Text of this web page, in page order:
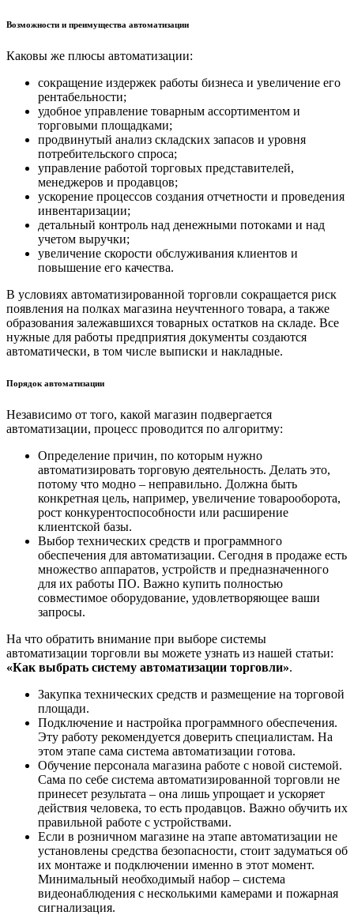
Возможности и преимущества автоматизации
Каковы же плюсы автоматизации:
сокращение издержек работы бизнеса и увеличение его
рентабельности;
удобное управление товарным ассортиментом и
торговыми площадками;
продвинутый анализ складских запасов и уровня
потребительского спроса;
управление работой торговых представителей,
менеджеров и продавцов;
ускорение процессов создания отчетности и проведения
инвентаризации;
детальный контроль над денежными потоками и над
учетом выручки;
увеличение скорости обслуживания клиентов и
повышение его качества.
В условиях автоматизированной торговли сокращается риск
появления на полках магазина неучтенного товара, а также
образования залежавшихся товарных остатков на складе. Все
нужные для работы предприятия документы создаются
автоматически, в том числе выписки и накладные.
Порядок автоматизации
Независимо от того, какой магазин подвергается
автоматизации, процесс проводится по алгоритму:
Определение причин, по которым нужно
автоматизировать торговую деятельность. Делать это,
потому что модно – неправильно. Должна быть
конкретная цель, например, увеличение товарооборота,
рост конкурентоспособности или расширение
клиентской базы.
Выбор технических средств и программного
обеспечения для автоматизации. Сегодня в продаже есть
множество аппаратов, устройств и предназначенного
для их работы ПО. Важно купить полностью
совместимое оборудование, удовлетворяющее ваши
запросы.
На что обратить внимание при выборе системы
автоматизации торговли вы можете узнать из нашей статьи:
«Как выбрать систему автоматизации торговли».
Закупка технических средств и размещение на торговой
площади.
Подключение и настройка программного обеспечения.
Эту работу рекомендуется доверить специалистам. На
этом этапе сама система автоматизации готова.
Обучение персонала магазина работе с новой системой.
Сама по себе система автоматизированной торговли не
принесет результата – она лишь упрощает и ускоряет
действия человека, то есть продавцов. Важно обучить их
правильной работе с устройствами.
Если в розничном магазине на этапе автоматизации не
установлены средства безопасности, стоит задуматься об
их монтаже и подключении именно в этот момент.
Минимальный необходимый набор – система
видеонаблюдения с несколькими камерами и пожарная
сигнализация.